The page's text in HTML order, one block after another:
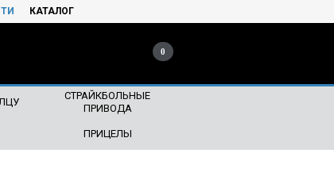
КАТАЛОГ
0
СТРАЙКБОЛЬНЫЕ
ПРИВОДА
ПРИЦЕЛЫ